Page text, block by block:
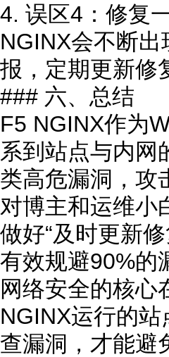
4. 误区4：修复
NGINX会不断
报，定期更新修
### 六、总结
F5 NGINX作为
系到站点与内网
类高危漏洞，攻
对博主和运维小
做好“及时更新
有效规避90%的
网络安全的核心
NGINX运行的
查漏洞，才能避